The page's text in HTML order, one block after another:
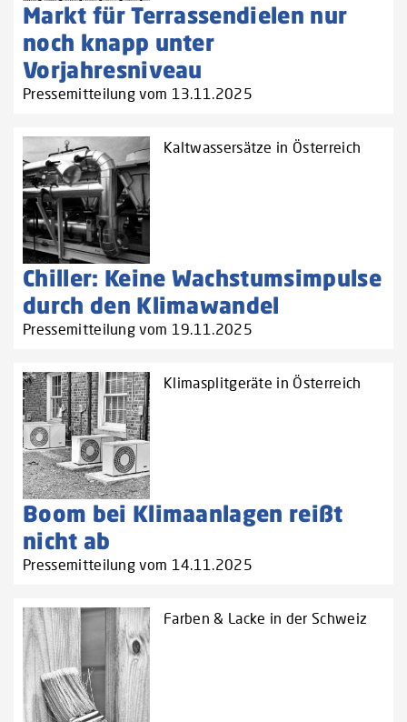
Markt für Terrassendielen nur
noch knapp unter
Vorjahresniveau
Pressemitteilung vom 13.11.2025
Kaltwassersätze in Österreich
Chiller: Keine Wachstumsimpulse
durch den Klimawandel
Pressemitteilung vom 19.11.2025
Klimasplitgeräte in Österreich
Boom bei Klimaanlagen reißt
nicht ab
Pressemitteilung vom 14.11.2025
Farben & Lacke in der Schweiz